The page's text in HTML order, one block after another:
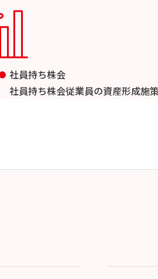
社員持ち株会
社員持ち株会従業員の資産形成施